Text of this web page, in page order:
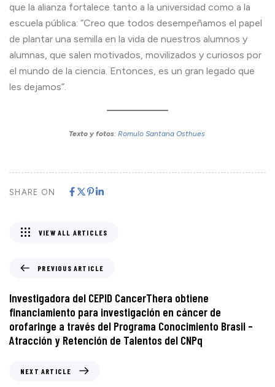
que la alianza fortalece tanto a la universidad como a la
escuela pública: “Creo que todos desempeñamos el papel
de plantar una semilla en la vida de nuestros alumnos y
alumnas, que salen motivados, movilizados y curiosos por
el mundo de la ciencia. Entonces, es un gran legado que
les dejamos”.
Texto y fotos: Romulo Santana Osthues
SHARE ON
PREVIOUS ARTICLE
Investigadora del CEPID CancerThera obtiene
financiamiento para investigación en cáncer de
orofaringe a través del Programa Conocimiento Brasil –
Atracción y Retención de Talentos del CNPq
VIEW ALL ARTICLES
NEXT ARTICLE